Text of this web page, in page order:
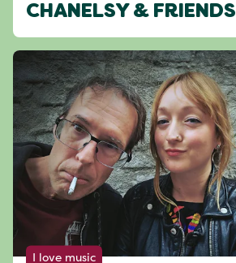
CHANELSY & FRIENDS
I love music